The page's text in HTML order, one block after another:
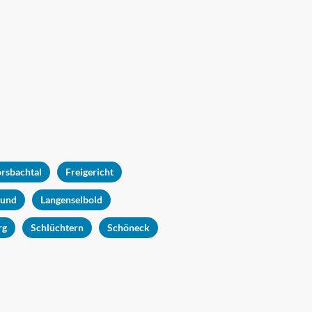
Freigericht
Langenselbold
Schlüchtern Schöneck